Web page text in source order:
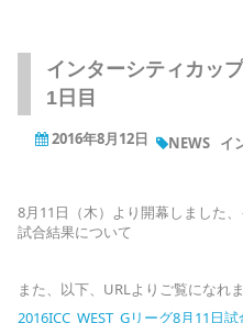
インターシティカッ
1日目
2016年8月12日 NEWS イ
8月11日（木）より開幕しました
試合結果について
また、以下、URLよりご覧になれ
2016ICC_WEST_Gリーグ8月11日